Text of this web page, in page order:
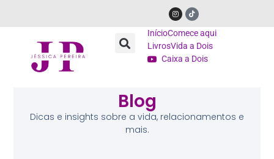
InícioComece aqui
LivrosVida a Dois
Caixa a Dois
Blog
Dicas e insights sobre a vida, relacionamentos e
mais.